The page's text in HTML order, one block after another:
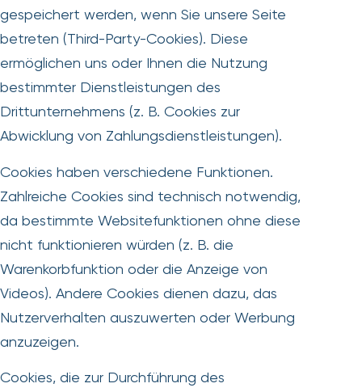
gespeichert werden, wenn Sie unsere Seite
betreten (Third-Party-Cookies). Diese
ermöglichen uns oder Ihnen die Nutzung
bestimmter Dienstleistungen des
Drittunternehmens (z. B. Cookies zur
Abwicklung von Zahlungsdienstleistungen).
Cookies haben verschiedene Funktionen.
Zahlreiche Cookies sind technisch notwendig,
da bestimmte Websitefunktionen ohne diese
nicht funktionieren würden (z. B. die
Warenkorbfunktion oder die Anzeige von
Videos). Andere Cookies dienen dazu, das
Nutzerverhalten auszuwerten oder Werbung
anzuzeigen.
Cookies, die zur Durchführung des